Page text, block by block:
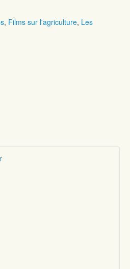
, Films sur l'agriculture, Les